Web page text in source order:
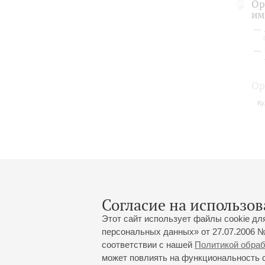
Согласие на
Этот сайт использует файлы cookie
персональных данных» от 27.07.2006
соответствии с нашей Политикой
может повлиять на функциональность
Большой зал: 191186, Санкт-Петербург,